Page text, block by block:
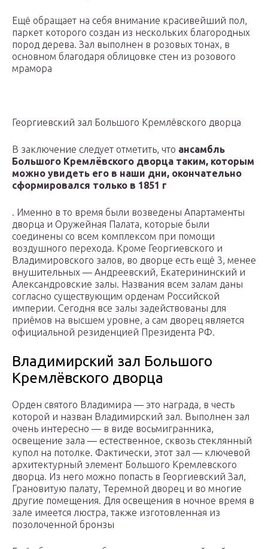
Ещё обращает на себя внимание красивейший пол,
паркет которого создан из нескольких благородных
пород дерева. Зал выполнен в розовых тонах, в
основном благодаря облицовке стен из розового
мрамора
Георгиевский зал Большого Кремлёвского дворца
В заключение следует отметить, что ансамбль
Большого Кремлёвского дворца таким, которым
можно увидеть его в наши дни, окончательно
сформировался только в 1851 г
. Именно в то время были возведены Апартаменты
дворца и Оружейная Палата, которые были
соединены со всем комплексом при помощи
воздушного перехода. Кроме Георгиевского и
Владимировского залов, во дворце есть ещё 3, менее
внушительных — Андреевский, Екатерининский и
Александровские залы. Названия всем залам даны
согласно существующим орденам Российской
империи. Сегодня все залы задействованы для
приёмов на высшем уровне, а сам дворец является
официальной резиденцией Президента РФ.
Владимирский зал Большого
Кремлёвского дворца
Орден святого Владимира — это награда, в честь
которой и назван Владимирский зал. Выполнен зал
очень интересно — в виде восьмигранника,
освещение зала — естественное, сквозь стеклянный
купол на потолке. Фактически, этот зал — ключевой
архитектурный элемент Большого Кремлевского
дворца. Из него можно попасть в Георгиевский Зал,
Грановитую палату, Теремной дворец и во многие
другие помещения. Для освещения в ночное время в
зале имеется люстра, также изготовленная из
позолоченной бронзы